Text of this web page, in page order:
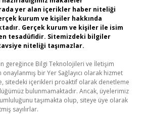
yer alan içerikler haber niteliği
kurum ve kişiler hakkında
Gerçek kurum ve kişiler ile isim
tesadüfidir. Sitemizdeki bilgiler
niteliği taşımazlar.
gereğince Bilgi Teknolojileri ve İletişim
onaylanmış bir Yer Sağlayıcı olarak hizmet
sitedeki içerikleri proaktif olarak denetleme
bulunmamaktadır. Ancak, üyelerimiz
taşımakta olup, siteye üye olarak
sayılırlar.